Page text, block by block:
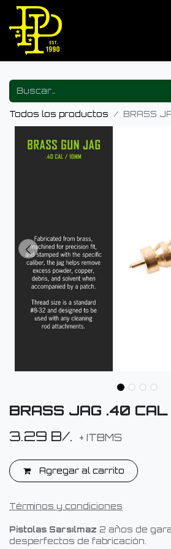
Todos los productos BRASS
BRASS JAG .40 CAL
3.29 B/. + ITBMS
Agregar al carrito
Términos y condiciones
Pistolas Sarsılmaz 2 años de
desperfectos de fabricación.